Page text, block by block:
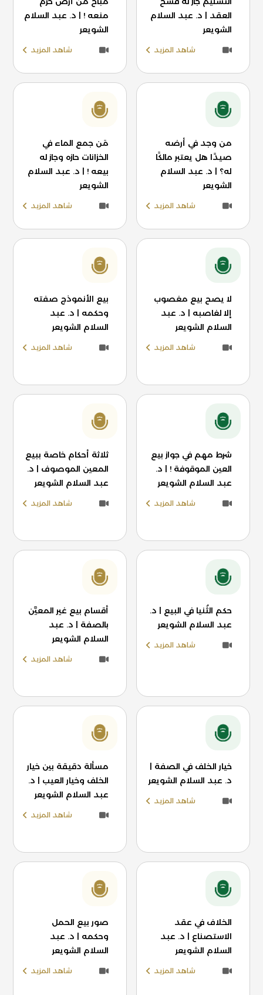
العقد | د. عبد السلام
الشويعر
شاهد المزيد
منعه ! | د. عبد السلام
الشويعر
شاهد المزيد
من وجد في أرضه
صيدًا هل يعتبر مالكًا
له؟ | د. عبد السلام
الشويعر
شاهد المزيد
مَن جمع الماء في
الخزانات حازه وجاز له
بيعه ! | د. عبد السلام
الشويعر
شاهد المزيد
لا يصح بيع مغصوب
إلا لغاصبه | د. عبد
السلام الشويعر
شاهد المزيد
بيع الأنموذج صفته
وحكمه | د. عبد
السلام الشويعر
شاهد المزيد
شرط مهم في جواز بيع
العين الموقوفة ! | د.
عبد السلام الشويعر
شاهد المزيد
ثلاثة أحكام خاصة ببيع
المعين الموصوف | د.
عبد السلام الشويعر
شاهد المزيد
حكم الثُنيا في البيع | د.
عبد السلام الشويعر
شاهد المزيد
أقسام بيع غير المعيَّن
بالصفة | د. عبد
السلام الشويعر
شاهد المزيد
خيار الخلف في الصفة |
د. عبد السلام الشويعر
شاهد المزيد
مسألة دقيقة بين خيار
الخلف وخيار العيب | د.
عبد السلام الشويعر
شاهد المزيد
الخلاف في عقد
الاستصناع | د. عبد
السلام الشويعر
شاهد المزيد
صور بيع الحمل
وحكمه | د. عبد
السلام الشويعر
شاهد المزيد